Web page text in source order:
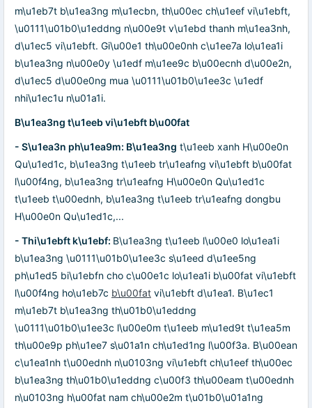
m\u1eb7t b\u1ea3ng m\u1ecbn, th\u00ec ch\u1eef vi\u1ebft,
\u0111\u01b0\u1eddng n\u00e9t v\u1ebd thanh m\u1ea3nh,
d\u1ec5 vi\u1ebft. Gi\u00e1 th\u00e0nh c\u1ee7a lo\u1ea1i
b\u1ea3ng n\u00e0y \u1edf m\u1ee9c b\u00ecnh d\u00e2n,
d\u1ec5 d\u00e0ng mua \u0111\u01b0\u1ee3c \u1edf
nhi\u1ec1u n\u01a1i.
B\u1ea3ng t\u1eeb vi\u1ebft b\u00fat
- S\u1ea3n ph\u1ea9m: B\u1ea3ng t\u1eeb xanh H\u00e0n
Qu\u1ed1c, b\u1ea3ng t\u1eeb tr\u1eafng vi\u1ebft b\u00fat
l\u00f4ng, b\u1ea3ng tr\u1eafng H\u00e0n Qu\u1ed1c
t\u1eeb t\u00ednh, b\u1ea3ng t\u1eeb tr\u1eafng dongbu
H\u00e0n Qu\u1ed1c,...
- Thi\u1ebft k\u1ebf: B\u1ea3ng t\u1eeb l\u00e0 lo\u1ea1i
b\u1ea3ng \u0111\u01b0\u1ee3c s\u1eed d\u1ee5ng
ph\u1ed5 bi\u1ebfn cho c\u00e1c lo\u1ea1i b\u00fat vi\u1ebft
l\u00f4ng ho\u1eb7c b\u00fat vi\u1ebft d\u1ea1. B\u1ec1
m\u1eb7t b\u1ea3ng th\u01b0\u1eddng
\u0111\u01b0\u1ee3c l\u00e0m t\u1eeb m\u1ed9t t\u1ea5m
th\u00e9p ph\u1ee7 s\u01a1n ch\u1ed1ng l\u00f3a. B\u00ean
c\u1ea1nh t\u00ednh n\u0103ng vi\u1ebft ch\u1eef th\u00ec
b\u1ea3ng th\u01b0\u1eddng c\u00f3 th\u00eam t\u00ednh
n\u0103ng h\u00fat nam ch\u00e2m t\u01b0\u01a1ng